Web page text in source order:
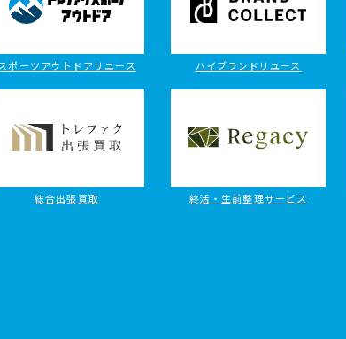
スポーツアウトドアリユース ハイブランドリユース
総合出張買取 終活・生前整理サービス